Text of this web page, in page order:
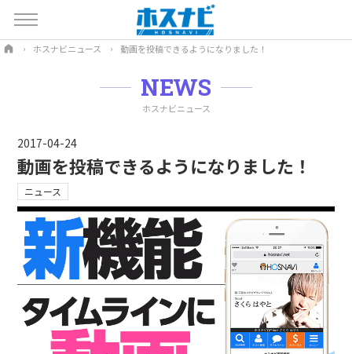
ホスナビニュース 動画を投稿できるようになりました！
NEWS
ホスナビニュース
2017-04-24
動画を投稿できるようになりました！
ニュース